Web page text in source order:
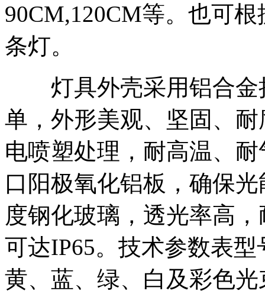
90CM,120CM等。也可
条灯。
灯具外壳采用铝合金
单，外形美观、坚固、
电喷塑处理，耐高温、
口阳极氧化铝板，确保
度钢化玻璃，透光率高
可达IP65。技术参数表
黄、蓝、绿、白及彩色光